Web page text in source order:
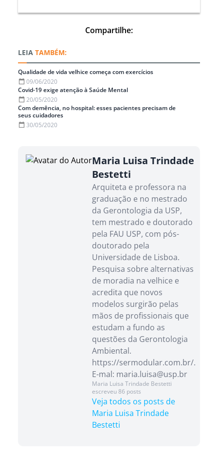
Compartilhe:
TAMBÉM:
Qualidade de vida velhice começa com exercícios
09/06/2020
Covid-19 exige atenção à Saúde Mental
20/05/2020
Com demência, no hospital: esses pacientes precisam de
seus cuidadores
30/05/2020
Maria Luisa Trindade
Bestetti
Arquiteta e professora na
graduação e no mestrado
da Gerontologia da USP,
tem mestrado e doutorado
pela FAU USP, com pós-
doutorado pela
Universidade de Lisboa.
Pesquisa sobre alternativas
de moradia na velhice e
acredita que novos
modelos surgirão pelas
mãos de profissionais que
estudam a fundo as
questões da Gerontologia
Ambiental.
https://sermodular.com.br/.
E-mal: maria.luisa@usp.br
Maria Luisa Trindade Bestetti
escreveu 86 posts
Veja todos os posts de
Maria Luisa Trindade
Bestetti